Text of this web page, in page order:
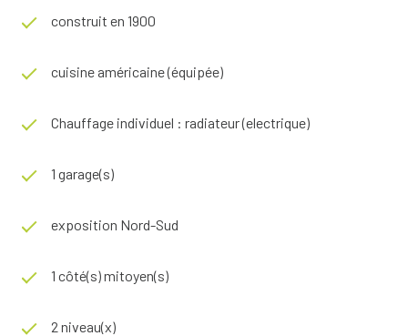
construit en 1900
cuisine américaine (équipée)
Chauffage individuel : radiateur (electrique)
1 garage(s)
exposition Nord-Sud
1 côté(s) mitoyen(s)
2 niveau(x)